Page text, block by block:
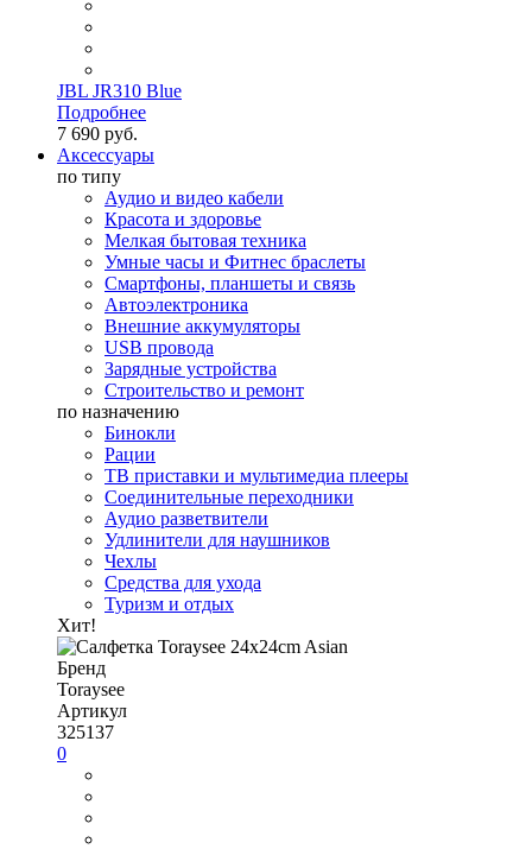
JBL JR310 Blue
Подробнее
7 690 руб.
Аксессуары
по типу
Аудио и видео кабели
Красота и здоровье
Мелкая бытовая техника
Умные часы и Фитнес браслеты
Смартфоны, планшеты и связь
Автоэлектроника
Внешние аккумуляторы
USB провода
Зарядные устройства
Строительство и ремонт
по назначению
Бинокли
Рации
ТВ приставки и мультимедиа плееры
Соединительные переходники
Аудио разветвители
Удлинители для наушников
Чехлы
Средства для ухода
Туризм и отдых
Хит!
Бренд
Toraysee
Артикул
325137
0